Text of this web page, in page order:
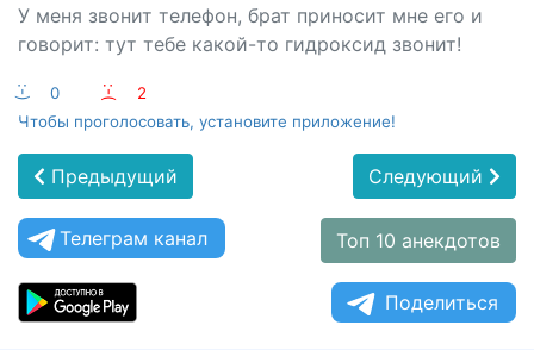
У меня звонит телефон, брат приносит мне его и
говорит: тут тебе какой-то гидроксид звонит!
:-) 0 :-(
2
Чтобы проголосовать, установите приложение!
Предыдущий Следующий
Телеграм канал Топ 10 анекдотов
Поделиться